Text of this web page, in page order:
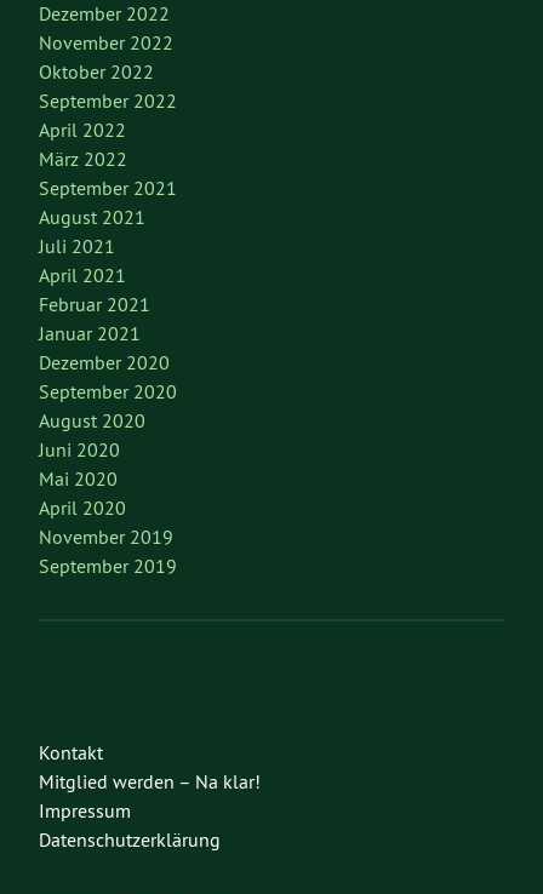
Dezember 2022
November 2022
Oktober 2022
September 2022
April 2022
März 2022
September 2021
August 2021
Juli 2021
April 2021
Februar 2021
Januar 2021
Dezember 2020
September 2020
August 2020
Juni 2020
Mai 2020
April 2020
November 2019
September 2019
Kontakt
Mitglied werden – Na klar!
Impressum
Datenschutzerklärung